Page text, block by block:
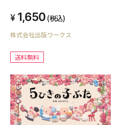
1,650 (税込)
株式会社出版ワークス
送料無料